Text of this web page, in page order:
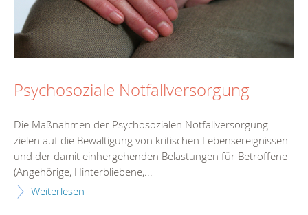
Psychosoziale Notfallversorgung
Die Maßnahmen der Psychosozialen Notfallversorgung
zielen auf die Bewältigung von kritischen Lebensereignissen
und der damit einhergehenden Belastungen für Betroffene
(Angehörige, Hinterbliebene,...
Weiterlesen